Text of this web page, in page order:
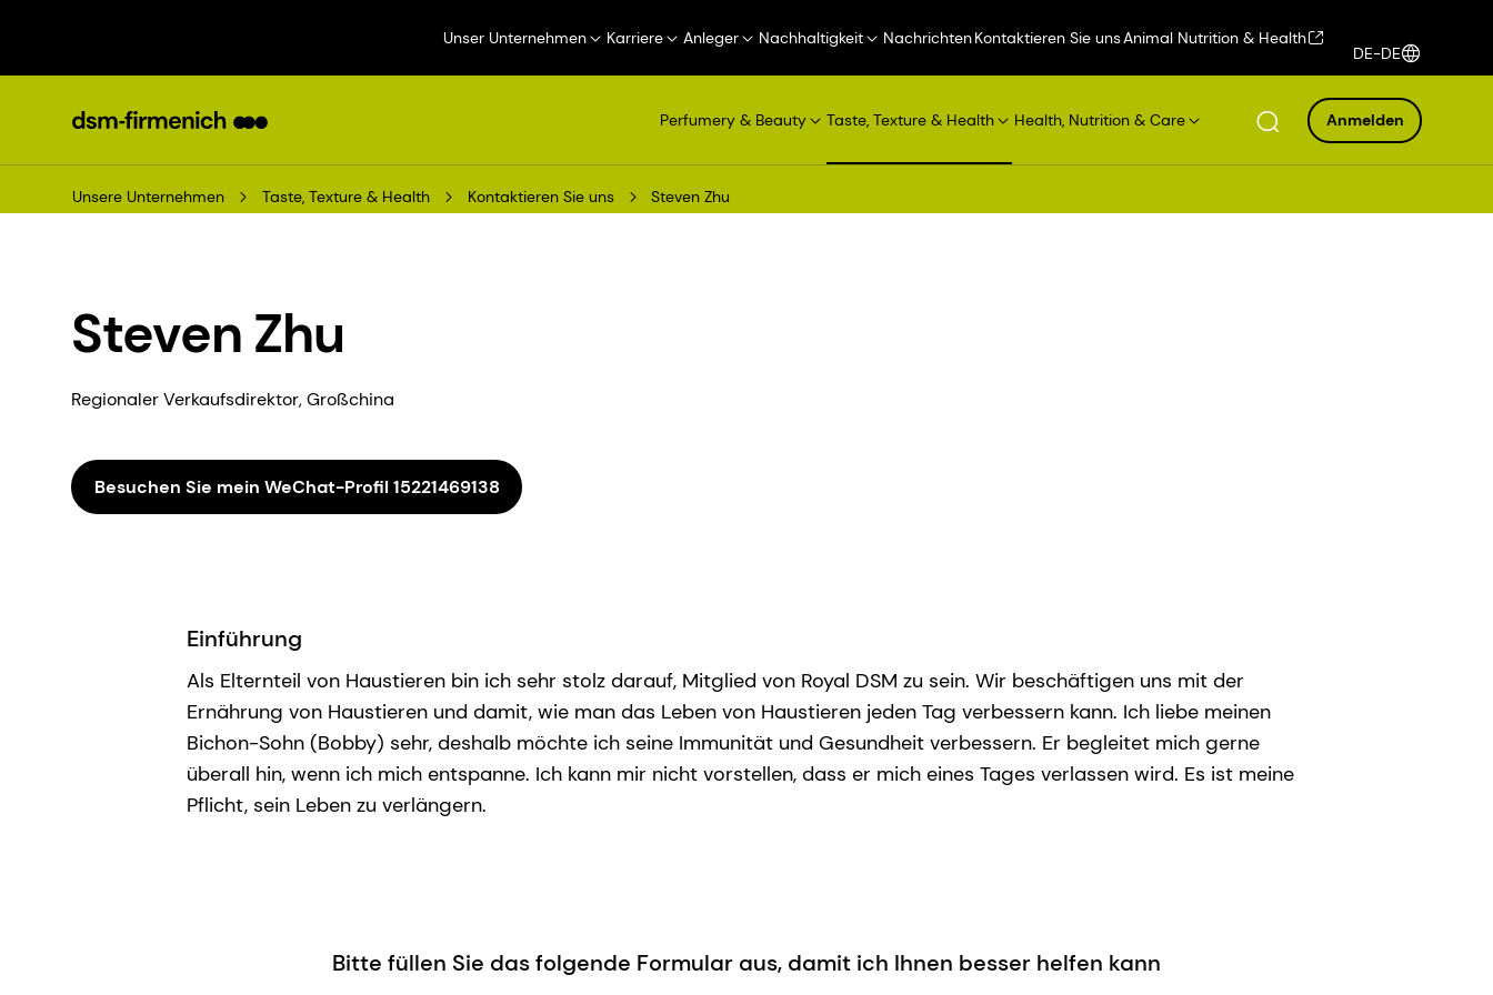
Unser Unternehmen Karriere Anleger Nachhaltigkeit NachrichtenKontaktieren Sie unsAnimal Nutrition & Health
DE-DE
Perfumery & Beauty Taste, Texture & Health Health, Nutrition & Care Anmelden
Unsere Unternehmen Taste, Texture & Health Kontaktieren Sie uns Steven Zhu
Steven Zhu
Regionaler Verkaufsdirektor, Großchina
Besuchen Sie mein WeChat-Profil 15221469138
Einführung
Als Elternteil von Haustieren bin ich sehr stolz darauf, Mitglied von Royal DSM zu sein. Wir beschäftigen uns mit der
Ernährung von Haustieren und damit, wie man das Leben von Haustieren jeden Tag verbessern kann. Ich liebe meinen
Bichon-Sohn (Bobby) sehr, deshalb möchte ich seine Immunität und Gesundheit verbessern. Er begleitet mich gerne
überall hin, wenn ich mich entspanne. Ich kann mir nicht vorstellen, dass er mich eines Tages verlassen wird. Es ist meine
Pflicht, sein Leben zu verlängern.
Bitte füllen Sie das folgende Formular aus, damit ich Ihnen besser helfen kann